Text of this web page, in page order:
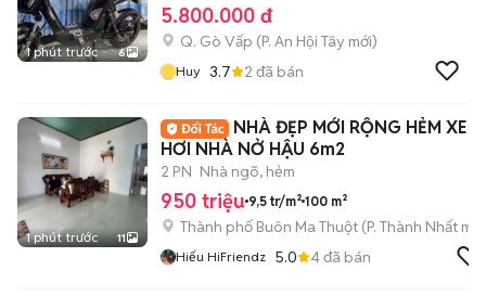
1 phút trước 6
5.800.000 đ
Q. Gò Vấp (P. An Hội Tây mới)
Huy 3.7 2 đã bán
1 phút trước 11
NHÀ ĐẸP MỚI RỘNG HẺM XE
HƠI NHÀ NỞ HẬU 6m2
2 PN Nhà ngõ, hẻm
950 triệu 9,5 tr/m² 100 m²
Thành phố Buôn Ma Thuột (P. Thành Nhất
Hiếu HiFriendz 5.0 4đã bán